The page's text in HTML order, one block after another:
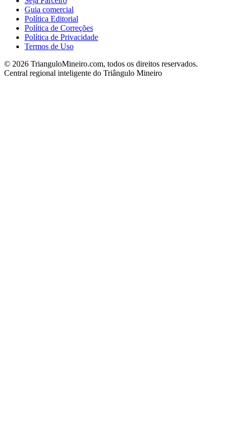
Guia comercial
Política Editorial
Política de Correções
Política de Privacidade
Termos de Uso
© 2026 TrianguloMineiro.com, todos os direitos reservados.
Central regional inteligente do Triângulo Mineiro